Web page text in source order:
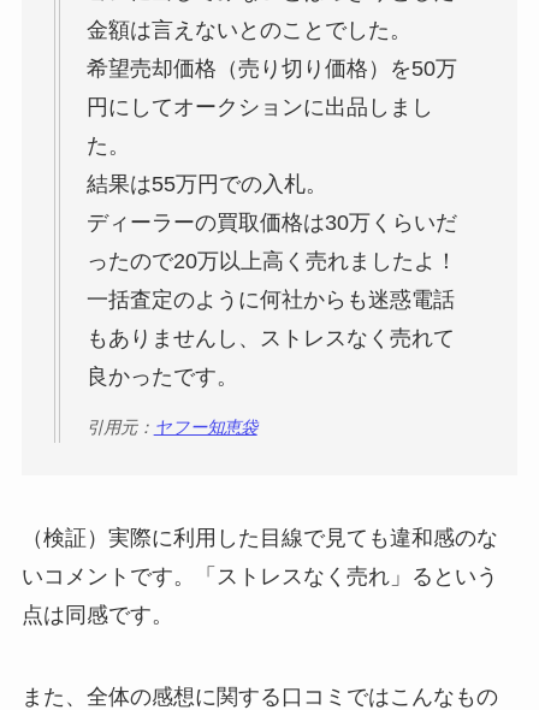
金額は言えないとのことでした。
希望売却価格（売り切り価格）を50万
円にしてオークションに出品しまし
た。
結果は55万円での入札。
ディーラーの買取価格は30万くらいだ
ったので20万以上高く売れましたよ！
一括査定のように何社からも迷惑電話
もありませんし、ストレスなく売れて
良かったです。
引用元： ヤフー知恵袋
（検証）実際に利用した目線で見ても違和感のな
いコメントです。「ストレスなく売れ」るという
点は同感です。
また、全体の感想に関する口コミではこんなもの